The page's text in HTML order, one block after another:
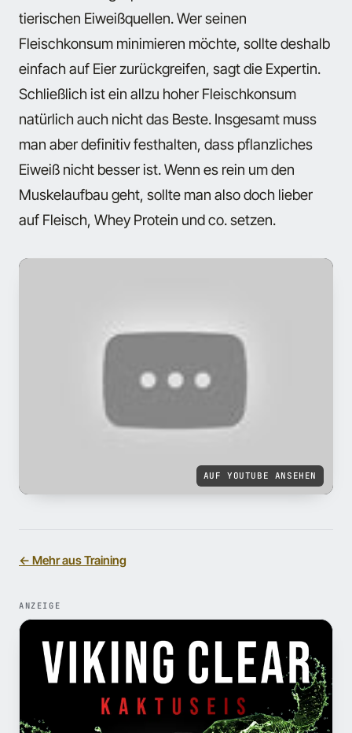
tierischen Eiweißquellen. Wer seinen
Fleischkonsum minimieren möchte, sollte deshalb
einfach auf Eier zurückgreifen, sagt die Expertin.
Schließlich ist ein allzu hoher Fleischkonsum
natürlich auch nicht das Beste. Insgesamt muss
man aber definitiv festhalten, dass pflanzliches
Eiweiß nicht besser ist. Wenn es rein um den
Muskelaufbau geht, sollte man also doch lieber
auf Fleisch, Whey Protein und co. setzen.
AUF YOUTUBE ANSEHEN
← Mehr aus Training
ANZEIGE